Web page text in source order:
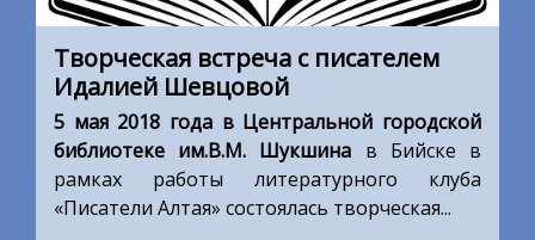
Творческая встреча с писателем
Идалией Шевцовой
5 мая 2018 года в Центральной городской
библиотеке им.В.М. Шукшина в Бийске в
рамках работы литературного клуба
«Писатели Алтая» состоялась творческая...